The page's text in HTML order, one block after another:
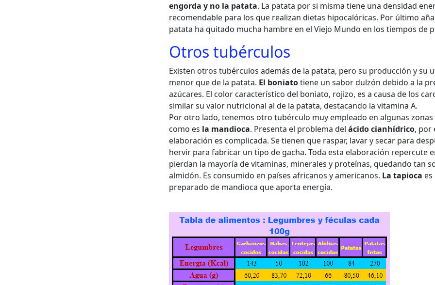
engorda y no la patata. La patata por si misma tiene una densidad
recomendable para los que realizan dietas hipocalóricas. Por último
patata ha quitado mucha hambre en el Viejo Mundo en los tiempos de
Otros tubérculos
Existen otros tubérculos además de la patata, pero su producción y su
menor que de la patata. El boniatotiene un sabor dulzón debido a la
azúcares. El color característico del boniato, rojizo, es a causa de los
similar su valor nutricional al de la patata, destacando la vitamina A.
Por otro lado, tenemos otro tubérculo muy empleado en algunas
como es la mandioca. Presenta el problema del ácido cianhídrico, por
elaboración es complicada. Se tienen que raspar, lavar y secar para
hervir para fabricar un tipo de gacha. Toda esta elaboración repercute
pierdan la mayoría de vitaminas, minerales y proteínas, quedando tan
almidón. Es consumido en países africanos y americanos. La tapioca
preparado de mandioca que aporta energía.